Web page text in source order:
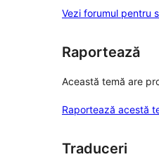
Vezi forumul pentru
Raportează
Această temă are
Raportează acestă
Traduceri